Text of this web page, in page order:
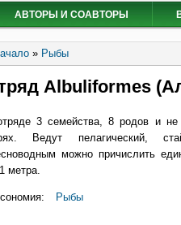
АВТОРЫ И СОАВТОРЫ
здесь
» Рыбы
Albuliformes
3 семейства, 8 родов и
Ведут пелагический,
можно причислить
метра.
Рыбы